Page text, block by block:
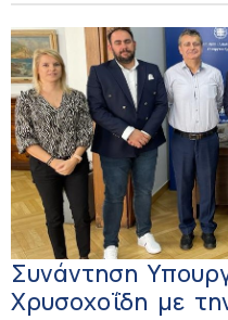
Συνάντηση
Χρυσοχοΐδη με